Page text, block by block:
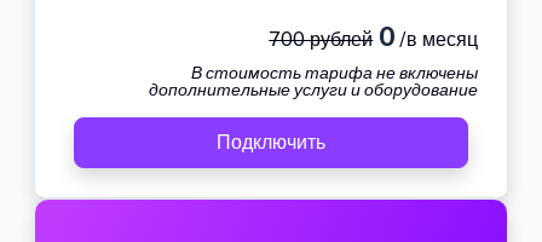
700 рублей0 /в месяц
В стоимость тарифа не включены
дополнительные услуги и оборудование
Подключить